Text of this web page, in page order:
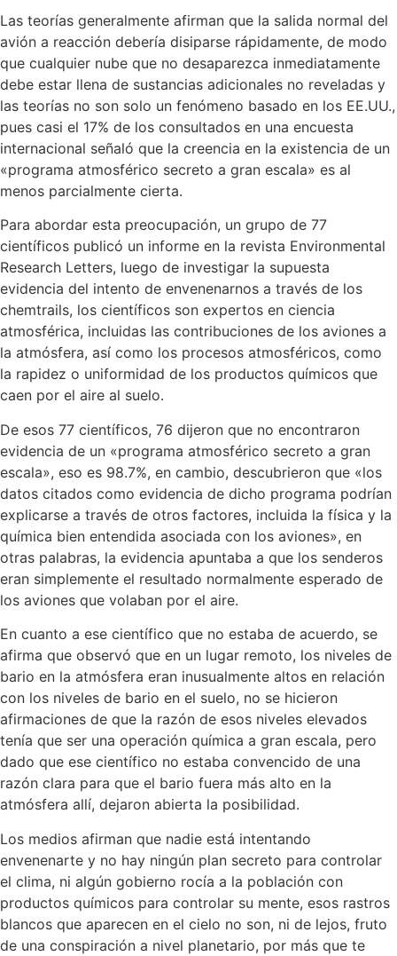
Las teorías generalmente afirman que la salida normal del
avión a reacción debería disiparse rápidamente, de modo
que cualquier nube que no desaparezca inmediatamente
debe estar llena de sustancias adicionales no reveladas y
las teorías no son solo un fenómeno basado en los EE.UU.,
pues casi el 17% de los consultados en una encuesta
internacional señaló que la creencia en la existencia de un
«programa atmosférico secreto a gran escala» es al
menos parcialmente cierta.
Para abordar esta preocupación, un grupo de 77
científicos publicó un informe en la revista Environmental
Research Letters, luego de investigar la supuesta
evidencia del intento de envenenarnos a través de los
chemtrails, los científicos son expertos en ciencia
atmosférica, incluidas las contribuciones de los aviones a
la atmósfera, así como los procesos atmosféricos, como
la rapidez o uniformidad de los productos químicos que
caen por el aire al suelo.
De esos 77 científicos, 76 dijeron que no encontraron
evidencia de un «programa atmosférico secreto a gran
escala», eso es 98.7%, en cambio, descubrieron que «los
datos citados como evidencia de dicho programa podrían
explicarse a través de otros factores, incluida la física y la
química bien entendida asociada con los aviones», en
otras palabras, la evidencia apuntaba a que los senderos
eran simplemente el resultado normalmente esperado de
los aviones que volaban por el aire.
En cuanto a ese científico que no estaba de acuerdo, se
afirma que observó que en un lugar remoto, los niveles de
bario en la atmósfera eran inusualmente altos en relación
con los niveles de bario en el suelo, no se hicieron
afirmaciones de que la razón de esos niveles elevados
tenía que ser una operación química a gran escala, pero
dado que ese científico no estaba convencido de una
razón clara para que el bario fuera más alto en la
atmósfera allí, dejaron abierta la posibilidad.
Los medios afirman que nadie está intentando
envenenarte y no hay ningún plan secreto para controlar
el clima, ni algún gobierno rocía a la población con
productos químicos para controlar su mente, esos rastros
blancos que aparecen en el cielo no son, ni de lejos, fruto
de una conspiración a nivel planetario, por más que te